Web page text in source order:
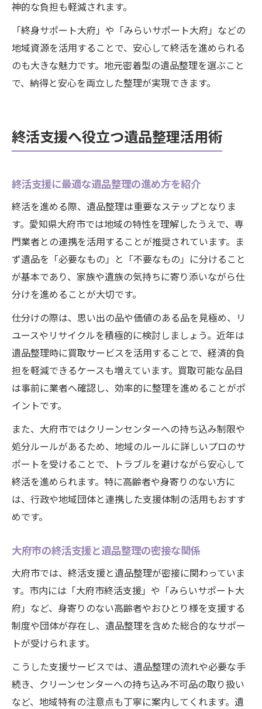
神的な負担も軽減されます。
「終身サポート大府」や「みらいサポート大府」などの
地域資源を活用することで、安心して終活を進められる
のも大きな魅力です。地元密着型の遺品整理を選ぶこと
で、納得と安心を両立した整理が実現できます。
終活支援へ役立つ遺品整理活用術
終活支援に最適な遺品整理の進め方を紹介
終活を進める際、遺品整理は重要なステップとなりま
す。愛知県大府市では地域の特性を理解したうえで、専
門業者との連携を活用することが推奨されています。ま
ず遺品を「必要なもの」と「不要なもの」に分けること
が基本であり、家族や遺族の気持ちに寄り添いながら仕
分けを進めることが大切です。
仕分けの際は、思い出の品や価値のある品を見極め、リ
ユースやリサイクルを積極的に検討しましょう。近年は
遺品整理時に買取サービスを活用することで、経済的負
担を軽減できるケースも増えています。買取可能な品目
は事前に業者へ確認し、効率的に整理を進めることがポ
イントです。
また、大府市ではクリーンセンターへの持ち込み制限や
処分ルールがあるため、地域のルールに詳しいプロのサ
ポートを受けることで、トラブルを避けながら安心して
終活を進められます。特に高齢者や身寄りのない方に
は、行政や地域団体と連携した支援体制の活用もおすす
めです。
大府市の終活支援と遺品整理の密接な関係
大府市では、終活支援と遺品整理が密接に関わっていま
す。市内には「大府市終活支援」や「みらいサポート大
府」など、身寄りのない高齢者やおひとり様を支援する
制度や団体が存在し、遺品整理を含めた総合的なサポー
トが受けられます。
こうした支援サービスでは、遺品整理の流れや必要な手
続き、クリーンセンターへの持ち込み不可品の取り扱い
など、地域特有の注意点も丁寧に案内してくれます。遺